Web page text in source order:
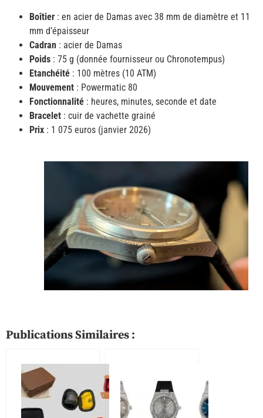
Boîtier : en acier de Damas avec 38 mm de diamètre et 11
mm d’épaisseur
Cadran : acier de Damas
Poids : 75 g (donnée fournisseur ou Chronotempus)
Etanchéité : 100 mètres (10 ATM)
Mouvement : Powermatic 80
Fonctionnalité : heures, minutes, seconde et date
Bracelet : cuir de vachette grainé
Prix : 1 075 euros (janvier 2026)
Publications Similaires :